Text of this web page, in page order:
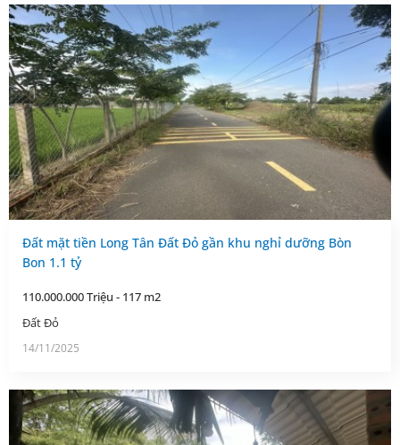
Đất mặt tiền Long Tân Đất Đỏ gần khu nghỉ dưỡng Bòn
Bon 1.1 tỷ
110.000.000 Triệu - 117 m2
Đất Đỏ
14/11/2025